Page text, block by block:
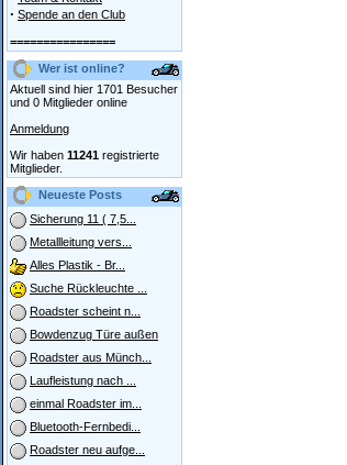
· Spende an den Club
================
Wer ist online?
Aktuell sind hier 1701 Besucher
und 0 Mitglieder online
Anmeldung
Wir haben 11241 registrierte
Mitglieder.
Neueste Posts
Sicherung 11 ( 7,5...
Metallleitung vers...
Alles Plastik - Br...
Suche Rückleuchte ...
Roadster scheint n...
Bowdenzug Türe außen
Roadster aus Münch...
Laufleistung nach ...
einmal Roadster im...
Bluetooth-Fernbedi...
Roadster neu aufge...